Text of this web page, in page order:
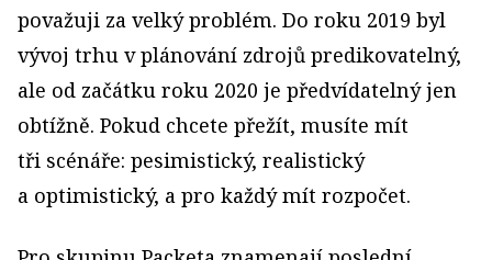
považuji za velký problém. Do roku 2019 byl
vývoj trhu v plánování zdrojů predikovatelný,
ale od začátku roku 2020 je předvídatelný jen
obtížně. Pokud chcete přežít, musíte mít
tři scénáře: pesimistický, realistický
a optimistický, a pro každý mít rozpočet.